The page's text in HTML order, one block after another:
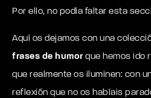
Por ello, no podía faltar esta
Aquí os dejamos con una
frases de humor que hemos ido
que realmente os iluminen: con
reflexión que no os habíais